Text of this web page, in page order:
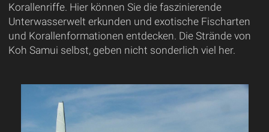
Korallenriffe. Hier können Sie die faszinierende
Unterwasserwelt erkunden und exotische Fischarten
und Korallenformationen entdecken. Die Strände von
Koh Samui selbst, geben nicht sonderlich viel her.